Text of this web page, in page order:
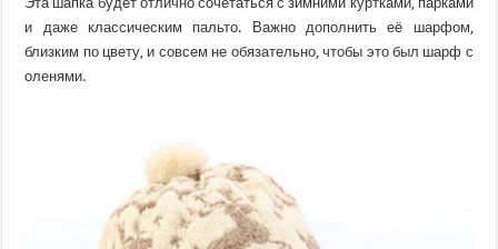
и даже классическим пальто. Важно дополнить её шарфом,
близким по цвету, и совсем не обязательно, чтобы это был шарф с
оленями.